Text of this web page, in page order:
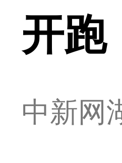
开跑
中新网